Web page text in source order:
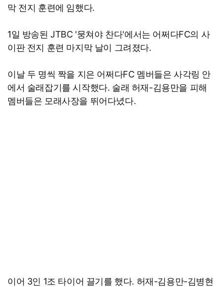
막 전지 훈련에 임했다.
1일 방송된 JTBC '뭉쳐야 찬다'에서는 어쩌다FC의 사
이판 전지 훈련 마지막 날이 그려졌다.
이날 두 명씩 짝을 지은 어쩌다FC 멤버들은 사각링 안
에서 술래잡기를 시작했다. 술래 허재-김용만을 피해
멤버들은 모래사장을 뛰어다녔다.
이어 3인 1조 타이어 끌기를 했다. 허재-김용만-김병현